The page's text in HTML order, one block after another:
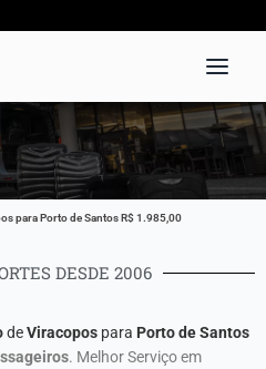
para Porto de Santos R$ 1.985,00
DESDE 2006
deViracopos para Porto de Santos
. Melhor Serviço em